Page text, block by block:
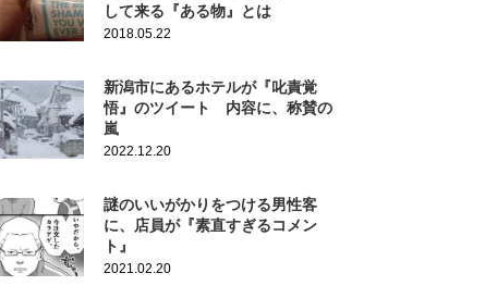
して来る『ある物』とは
2018.05.22
新潟市にあるホテルが『叱責覚
悟』のツイート 内容に、称賛の
嵐
2022.12.20
謎のいいがかりをつける男性客
に、店員が『素直すぎるコメン
ト』
2021.02.20